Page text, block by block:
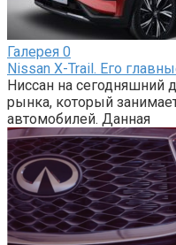
Галерея 0
Nissan X-Trail. Его
Ниссан на сегодняшний
рынка, который
автомобилей. Данная